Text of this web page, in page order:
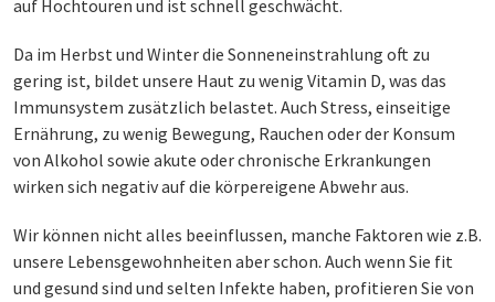
auf Hochtouren und ist schnell geschwächt.
Da im Herbst und Winter die Sonneneinstrahlung oft zu
gering ist, bildet unsere Haut zu wenig Vitamin D, was das
Immunsystem zusätzlich belastet. Auch Stress, einseitige
Ernährung, zu wenig Bewegung, Rauchen oder der Konsum
von Alkohol sowie akute oder chronische Erkrankungen
wirken sich negativ auf die körpereigene Abwehr aus.
Wir können nicht alles beeinflussen, manche Faktoren wie z.B.
unsere Lebensgewohnheiten aber schon. Auch wenn Sie fit
und gesund sind und selten Infekte haben, profitieren Sie von